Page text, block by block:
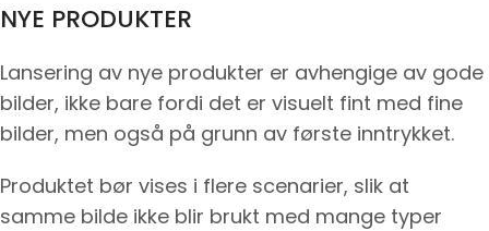
NYE PRODUKTER
Lansering av nye produkter er avhengige av gode
bilder, ikke bare fordi det er visuelt fint med fine
bilder, men også på grunn av første inntrykket.
Produktet bør vises i flere scenarier, slik at
samme bilde ikke blir brukt med mange typer